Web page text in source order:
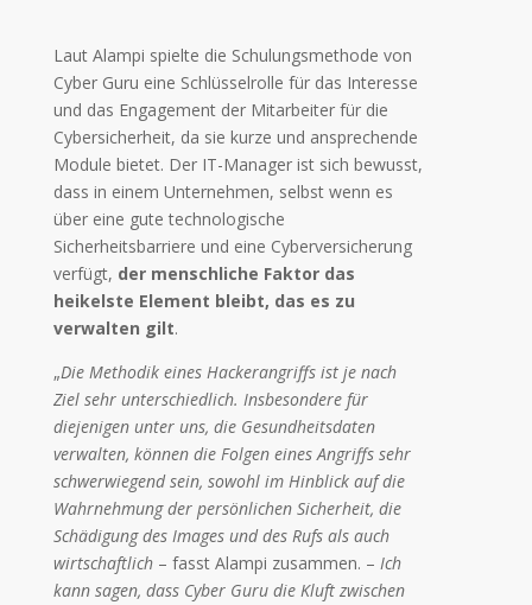
Laut Alampi spielte die Schulungsmethode von
Cyber Guru eine Schlüsselrolle für das Interesse
und das Engagement der Mitarbeiter für die
Cybersicherheit, da sie kurze und ansprechende
Module bietet. Der IT-Manager ist sich bewusst,
dass in einem Unternehmen, selbst wenn es
über eine gute technologische
Sicherheitsbarriere und eine Cyberversicherung
verfügt, der menschliche Faktor das
heikelste Element bleibt, das es zu
verwalten gilt.
„Die Methodik eines Hackerangriffs ist je nach
Ziel sehr unterschiedlich. Insbesondere für
diejenigen unter uns, die Gesundheitsdaten
verwalten, können die Folgen eines Angriffs sehr
schwerwiegend sein, sowohl im Hinblick auf die
Wahrnehmung der persönlichen Sicherheit, die
Schädigung des Images und des Rufs als auch
wirtschaftlich – fasst Alampi zusammen. – Ich
kann sagen, dass Cyber Guru die Kluft zwischen